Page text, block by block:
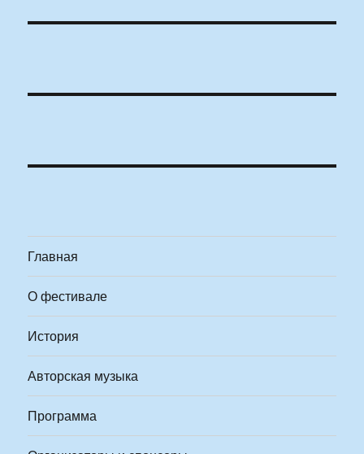
Главная
О фестивале
История
Авторская музыка
Программа